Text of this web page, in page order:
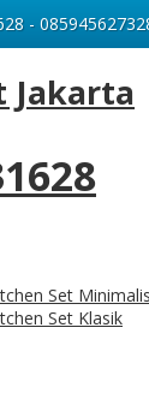
Jakarta
Set Minimalis
Set Klasik
-